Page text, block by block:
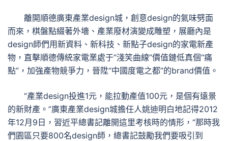
離開順德廣東產業design城，創意design的氣味劈面
而來，棋盤點綴著外墻、產業廢材演變成雕塑，展廳內是
design師們用新資料、新科技、新點子design的家電新產
物，直擊順德傳統家電業處于“淺笑曲線”價值鏈低真個“痛
點”，加強產物競爭力，晉陞“中國度電之都”的brand價值。
“產業design投進1元，能拉動產值100元，是個有遠景
的新財產。”廣東產業design城擔任人姚迪明白地記得2012
年12月9日，習近平總書記離開這里考核時的情形，“那時我
們園區只要800名design師，總書記鼓勵我們要吸引到